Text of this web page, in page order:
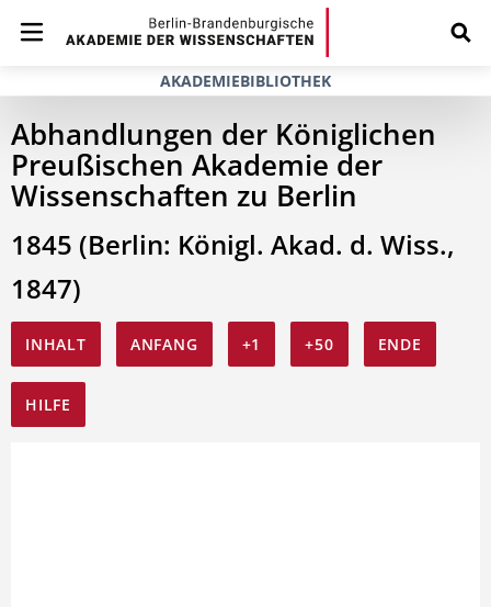
AKADEMIEBIBLIOTHEK
Abhandlungen der Königlichen
Preußischen Akademie der
Wissenschaften zu Berlin
1845 (Berlin: Königl. Akad. d. Wiss.,
1847)
INHALT ANFANG +1 +50 ENDE
HILFE